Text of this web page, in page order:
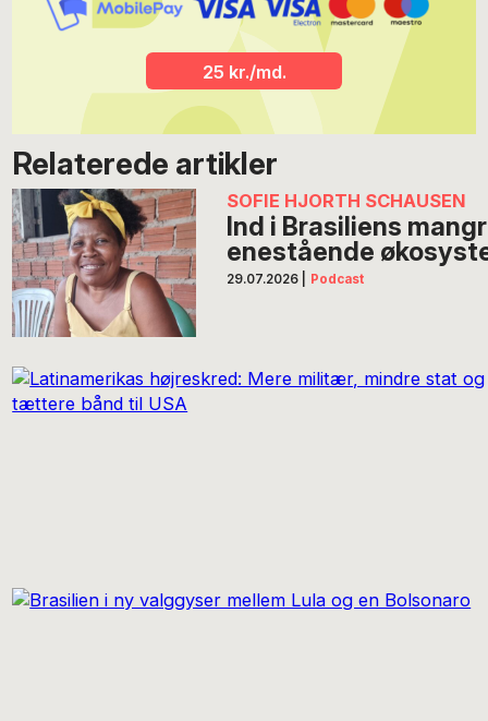
25 kr./md.
Relaterede artikler
SOFIE HJORTH SCHAUSEN
Ind i Brasiliens
enestående
29.07.2026 Podcast